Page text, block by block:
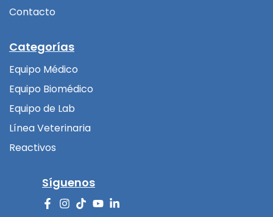
Contacto
Categorías
Equipo Médico
Equipo Biomédico
Equipo de Lab
Línea Veterinaria
Reactivos
Síguenos